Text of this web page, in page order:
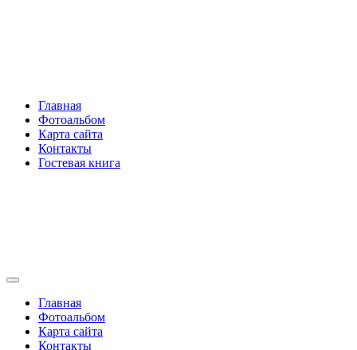
Главная
Фотоальбом
Карта сайта
Контакты
Гостевая книга
Главная
Фотоальбом
Карта сайта
Контакты